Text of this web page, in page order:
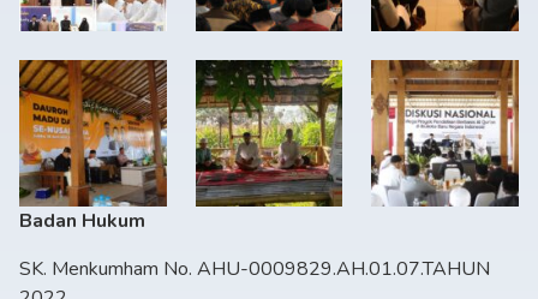
Badan Hukum
SK. Menkumham No. AHU-0009829.AH.01.07.TAHUN